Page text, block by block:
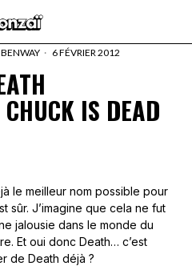
6 FÉVRIER 2012
IS DEAD
le meilleur nom possible pour
sûr. J’imagine que cela ne fut
jalousie dans le monde du
Et oui donc Death… c’est
de Death déjà ?